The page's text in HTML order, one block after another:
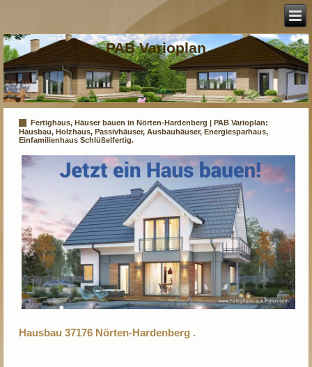
PAB Varioplan
Fertighaus, Häuser bauen in Nörten-Hardenberg | PAB Varioplan:
Hausbau, Holzhaus, Passivhäuser, Ausbauhäuser, Energiesparhaus,
Einfamilienhaus Schlüßelfertig.
Hausbau 37176 Nörten-Hardenberg .